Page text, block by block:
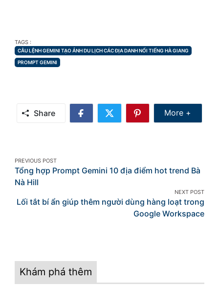
TAGS :
CÂU LỆNH GEMINI TẠO ẢNH DU LỊCH CÁC ĐỊA DANH NỔI TIẾNG HÀ GIANG
PROMPT GEMINI
Share
Share
Share
Share
More +
Post
navigation
PREVIOUS POST
Tổng hợp Prompt Gemini 10 địa điểm hot trend Bà
Nà Hill
NEXT POST
Lối tắt bí ẩn giúp thêm người dùng hàng loạt trong
Google Workspace
Khám phá thêm